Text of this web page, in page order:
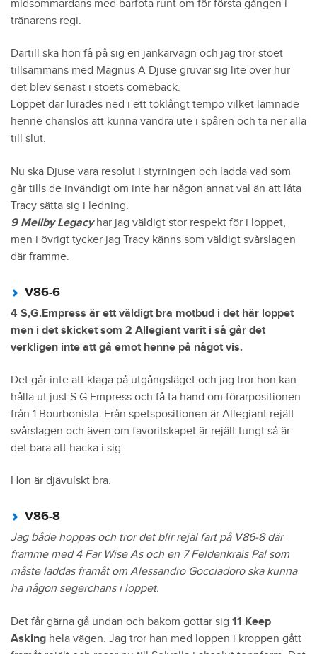
midsommardans med barfota runt om för första gången i
tränarens regi.
Därtill ska hon få på sig en jänkarvagn och jag tror stoet
tillsammans med Magnus A Djuse gruvar sig lite över hur
det blev senast i stoets comeback.
Loppet där lurades ned i ett toklångt tempo vilket lämnade
henne chanslös att kunna vandra ute i spåren och ta ner alla
till slut.
Nu ska Djuse vara resolut i styrningen och ladda vad som
går tills de invändigt om inte har någon annat val än att låta
Tracy sätta sig i ledning.
9 Mellby Legacyhar jag väldigt stor respekt för i loppet,
men i övrigt tycker jag Tracy känns som väldigt svårslagen
där framme.
V86-6
4 S,G.Empress är ett väldigt bra motbud i det här loppet
men i det skicket som 2 Allegiant varit i så går det
verkligen inte att gå emot henne på något vis.
Det går inte att klaga på utgångsläget och jag tror hon kan
hålla ut just S.G.Empress och få ta hand om förarpositionen
från 1 Bourbonista. Från spetspositionen är Allegiant rejält
svårslagen och även om favoritskapet är rejält tungt så är
det bara att hacka i sig.
Hon är djävulskt bra.
V86-8
Jag både hoppas och tror det blir rejäl fart på V86-8 där
framme med 4 Far Wise As och en 7 Feldenkrais Pal som
måste laddas framåt om Alessandro Gocciadoro ska kunna
ha någon segerchans i loppet.
Det får gärna gå undan och bakom gottar sig 11 Keep
Asking hela vägen. Jag tror han med loppen i kroppen gått